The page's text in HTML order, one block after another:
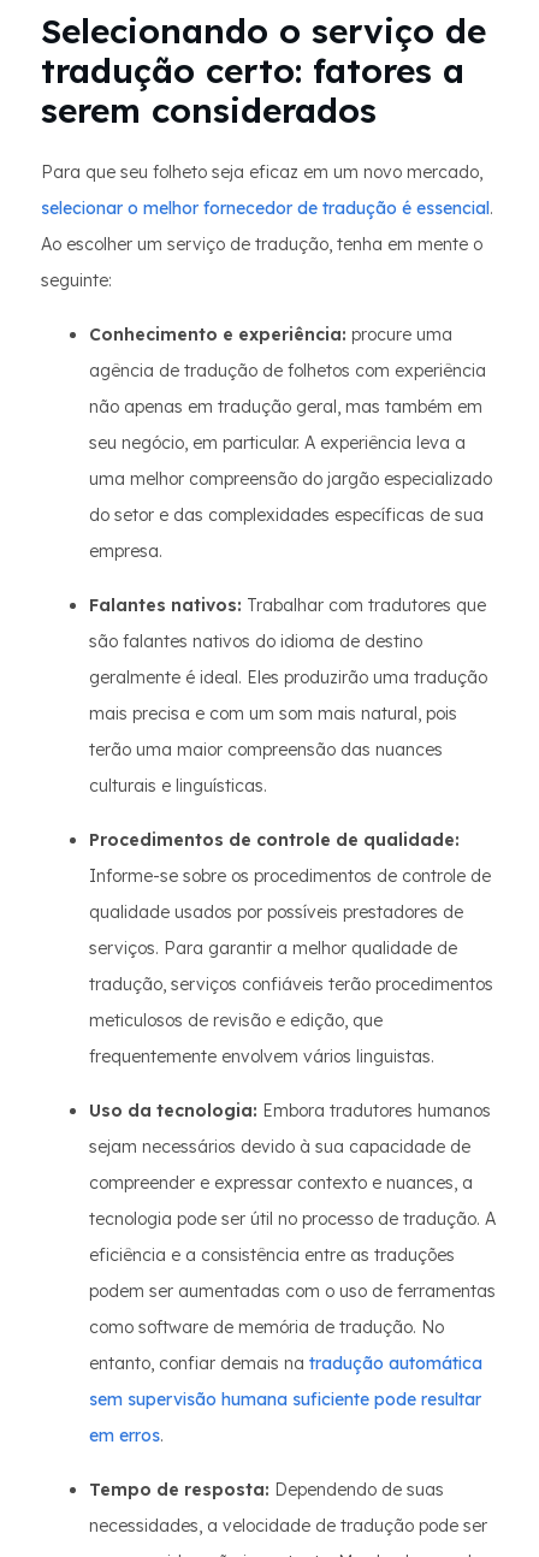
Selecionando o serviço de
tradução certo: fatores a
serem considerados
Para que seu folheto seja eficaz em um novo mercado,
selecionar o melhor fornecedor de tradução é essencial.
Ao escolher um serviço de tradução, tenha em mente o
seguinte:
Conhecimento e experiência: procure uma
agência de tradução de folhetos com experiência
não apenas em tradução geral, mas também em
seu negócio, em particular. A experiência leva a
uma melhor compreensão do jargão especializado
do setor e das complexidades específicas de sua
empresa.
Falantes nativos: Trabalhar com tradutores que
são falantes nativos do idioma de destino
geralmente é ideal. Eles produzirão uma tradução
mais precisa e com um som mais natural, pois
terão uma maior compreensão das nuances
culturais e linguísticas.
Procedimentos de controle de qualidade:
Informe-se sobre os procedimentos de controle de
qualidade usados por possíveis prestadores de
serviços. Para garantir a melhor qualidade de
tradução, serviços confiáveis terão procedimentos
meticulosos de revisão e edição, que
frequentemente envolvem vários linguistas.
Uso da tecnologia: Embora tradutores humanos
sejam necessários devido à sua capacidade de
compreender e expressar contexto e nuances, a
tecnologia pode ser útil no processo de tradução. A
eficiência e a consistência entre as traduções
podem ser aumentadas com o uso de ferramentas
como software de memória de tradução. No
entanto, confiar demais na tradução automática
sem supervisão humana suficiente pode resultar
em erros.
Tempo de resposta: Dependendo de suas
necessidades, a velocidade de tradução pode ser